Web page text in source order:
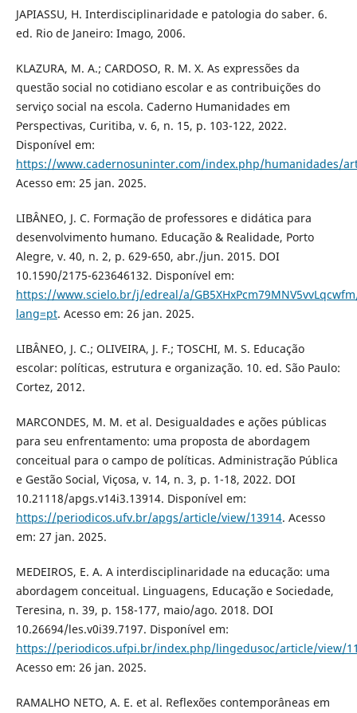
JAPIASSU, H. Interdisciplinaridade e patologia do saber. 6.
ed. Rio de Janeiro: Imago, 2006.
KLAZURA, M. A.; CARDOSO, R. M. X. As expressões da
questão social no cotidiano escolar e as contribuições do
serviço social na escola. Caderno Humanidades em
Perspectivas, Curitiba, v. 6, n. 15, p. 103-122, 2022.
Disponível em:
https://www.cadernosuninter.com/index.php/humanidades/
Acesso em: 25 jan. 2025.
LIBÂNEO, J. C. Formação de professores e didática para
desenvolvimento humano. Educação & Realidade, Porto
Alegre, v. 40, n. 2, p. 629-650, abr./jun. 2015. DOI
10.1590/2175-623646132. Disponível em:
https://www.scielo.br/j/edreal/a/
lang=pt. Acesso em: 26 jan. 2025.
LIBÂNEO, J. C.; OLIVEIRA, J. F.; TOSCHI, M. S. Educação
escolar: políticas, estrutura e organização. 10. ed. São Paulo:
Cortez, 2012.
MARCONDES, M. M. et al. Desigualdades e ações públicas
para seu enfrentamento: uma proposta de abordagem
conceitual para o campo de políticas. Administração Pública
e Gestão Social, Viçosa, v. 14, n. 3, p. 1-18, 2022. DOI
10.21118/apgs.v14i3.13914. Disponível em:
https://periodicos.ufv.br/apgs/article/view/13914. Acesso
em: 27 jan. 2025.
MEDEIROS, E. A. A interdisciplinaridade na educação: uma
abordagem conceitual. Linguagens, Educação e Sociedade,
Teresina, n. 39, p. 158-177, maio/ago. 2018. DOI
10.26694/les.v0i39.7197. Disponível em:
https://periodicos.ufpi.br/index.php/lingedusoc/article/view/
Acesso em: 26 jan. 2025.
RAMALHO NETO, A. E. et al. Reflexões contemporâneas em